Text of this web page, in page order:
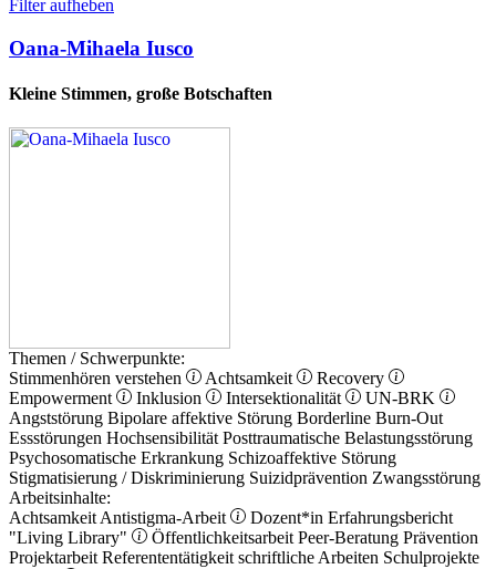
Filter aufheben
Oana-Mihaela Iusco
Kleine Stimmen, große Botschaften
Themen / Schwerpunkte:
Stimmenhören verstehen
Achtsamkeit
Recovery
Empowerment
Inklusion Intersektionalität
UN-BRK
Angststörung Bipolare affektive Störung Borderline Burn-Out
Essstörungen Hochsensibilität Posttraumatische Belastungsstörung
Psychosomatische Erkrankung Schizoaffektive Störung
Stigmatisierung / Diskriminierung Suizidprävention Zwangsstörung
Arbeitsinhalte:
Achtsamkeit Antistigma-Arbeit Dozent*in Erfahrungsbericht
"Living Library"
Öffentlichkeitsarbeit Peer-Beratung Prävention
Projektarbeit Referententätigkeit schriftliche Arbeiten Schulprojekte